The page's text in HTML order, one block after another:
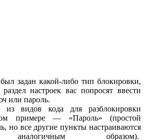
задан какой-либо тип блокировки,
настроек вас попросят ввести
или пароль.
из видов кода для разблокировки
примере — «Пароль» (простой
но все другие пункты настраиваются
образом).